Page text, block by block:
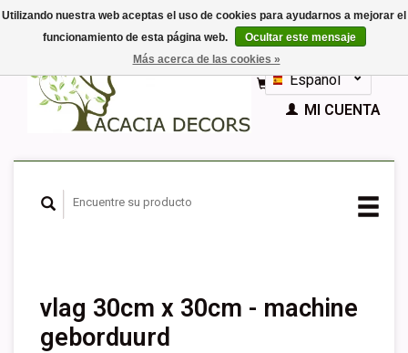
EUR
GBPEspañol
Nederlands
Français
CESTA (€0,00)
MI CUENTA
vlag 30cm x 30cm - machine
geborduurd
Utilizando nuestra web aceptas el uso de cookies para ayudarnos a mejorar el
funcionamiento de esta página web.
Ocultar este mensaje
Más acerca de las cookies »